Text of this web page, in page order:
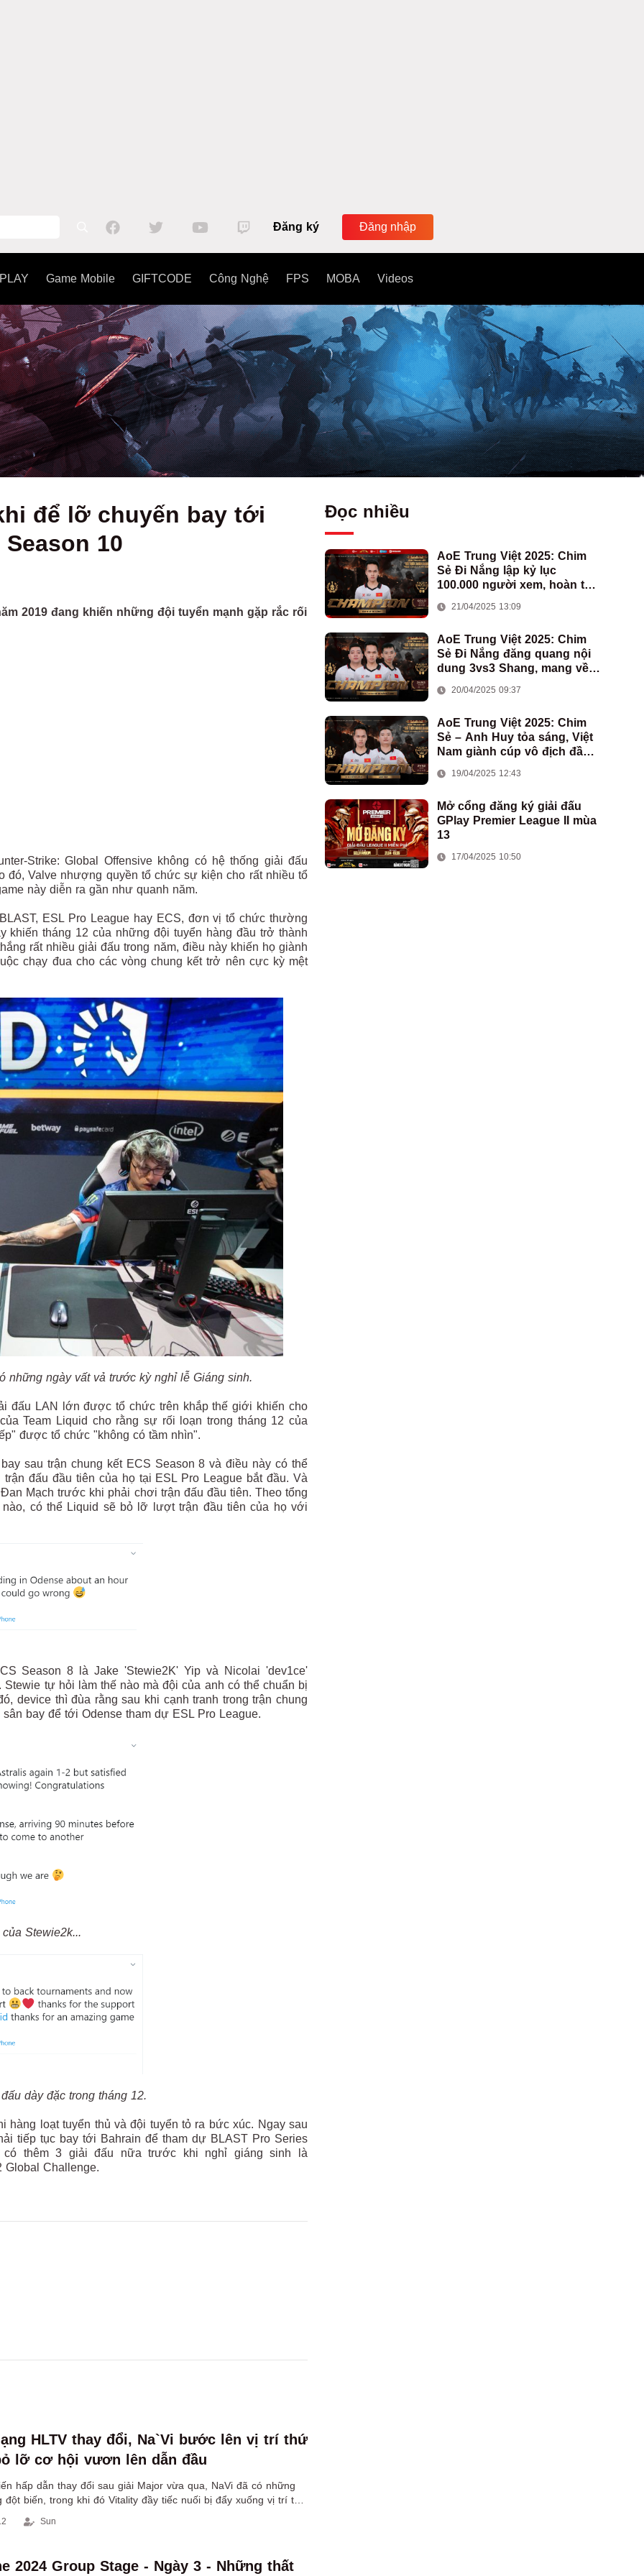
Đăng ký Đăng nhập
Game Mobile GIFTCODE Công Nghệ FPS MOBA Videos
để lỡ chuyến bay tới
10
2019 đang khiến những đội tuyển mạnh gặp rắc rối
Strike: Global Offensive không có hệ thống giải đấu
Valve nhượng quyền tổ chức sự kiện cho rất nhiều tổ
này diễn ra gần như quanh năm.
ESL Pro League hay ECS, đơn vị tổ chức thường
tháng 12 của những đội tuyển hàng đầu trở thành
rất nhiều giải đấu trong năm, điều này khiến họ giành
chạy đua cho các vòng chung kết trở nên cực kỳ mệt
những ngày vất vả trước kỳ nghỉ lễ Giáng sinh.
đấu LAN lớn được tổ chức trên khắp thế giới khiến cho
Team Liquid cho rằng sự rối loạn trong tháng 12 của
được tổ chức "không có tầm nhìn".
sau trận chung kết ECS Season 8 và điều này có thể
đấu đầu tiên của họ tại ESL Pro League bắt đầu. Và
Mạch trước khi phải chơi trận đấu đầu tiên. Theo tổng
có thể Liquid sẽ bỏ lỡ lượt trận đầu tiên của họ với
Season 8 là Jake 'Stewie2K' Yip và Nicolai 'dev1ce'
tự hỏi làm thế nào mà đội của anh có thể chuẩn bị
device thì đùa rằng sau khi cạnh tranh trong trận chung
bay để tới Odense tham dự ESL Pro League.
Stewie2k...
dày đặc trong tháng 12.
loạt tuyển thủ và đội tuyển tỏ ra bức xúc. Ngay sau
tiếp tục bay tới Bahrain để tham dự BLAST Pro Series
thêm 3 giải đấu nữa trước khi nghỉ giáng sinh là
Global Challenge.
HLTV thay đổi, Na`Vi bước lên vị trí thứ
lỡ cơ hội vươn lên dẫn đầu
hấp dẫn thay đổi sau giải Major vừa qua, NaVi đã có những
đột biến, trong khi đó Vitality đầy tiếc nuối bị đẩy xuống vị trí thứ
tháng 3
Sun
2024 Group Stage - Ngày 3 - Những thất
Đọc nhiều
AoE Trung Việt 2025: Chim
Sẻ Đi Nắng lập kỷ lục
100.000 người xem, hoàn tất
Việt Nam
21/04/2025 13:09
AoE Trung Việt 2025: Chim
Sẻ Đi Nắng đăng quang nội
dung 3vs3 Shang, mang về
đoàn AoE Việt Nam
20/04/2025 09:37
AoE Trung Việt 2025: Chim
Sẻ – Anh Huy tỏa sáng, Việt
Nam giành cúp vô địch đầu
19/04/2025 12:43
Mở cổng đăng ký giải đấu
GPlay Premier League II mùa
13
17/04/2025 10:50